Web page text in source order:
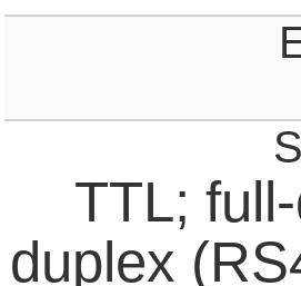
TTL;
duplex